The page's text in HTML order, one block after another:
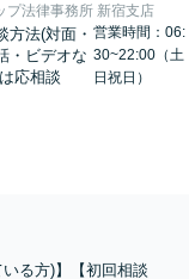
プ法律事務所 新宿支店
方法(対面・
・ビデオな
応相談
営業時間：06:
30~22:00（土
日祝日）
る方)】【初回相談